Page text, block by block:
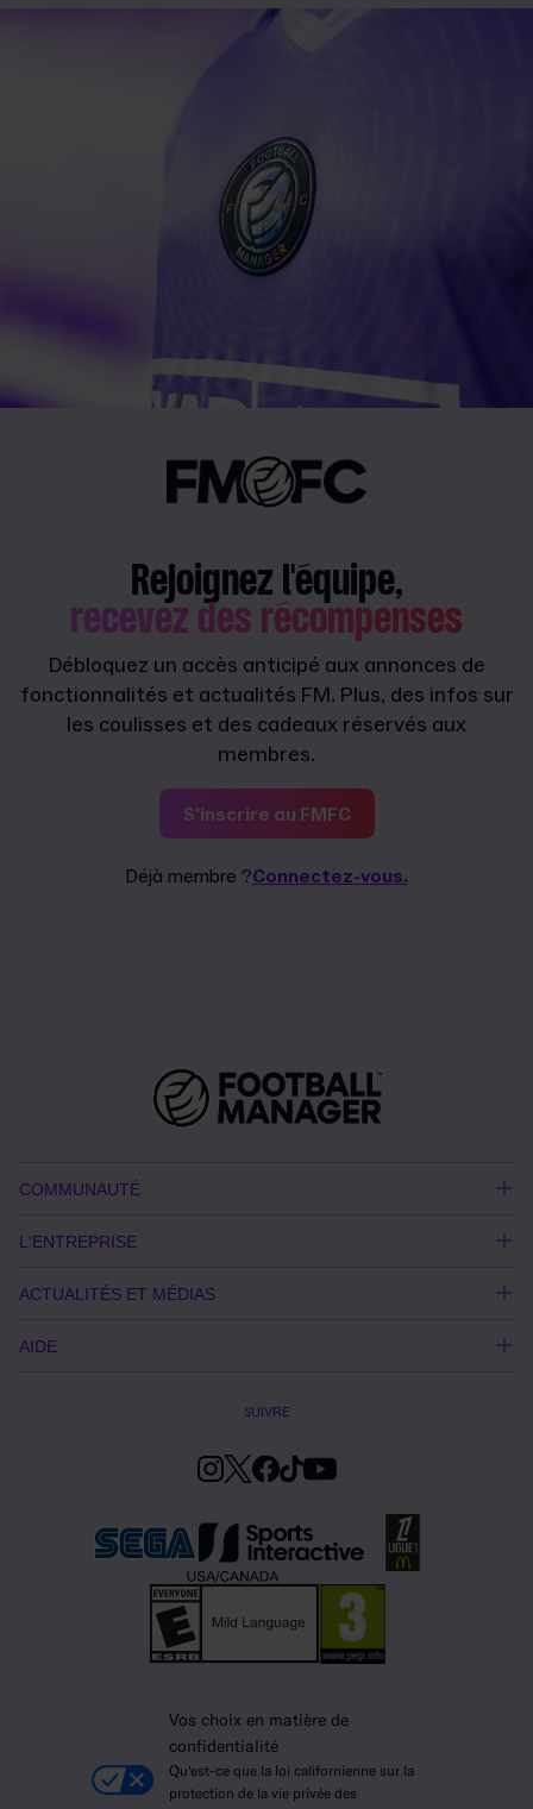
Rejoignez l'équipe,
recevez des récompenses
Débloquez un accès anticipé aux annonces de
fonctionnalités et actualités FM. Plus, des infos sur
les coulisses et des cadeaux réservés aux
membres.
S'inscrire au FMFC
Déjà membre ?Connectez-vous.
COMMUNAUTÉ
L'ENTREPRISE
ACTUALITÉS ET MÉDIAS
AIDE
SUIVRE
Vos choix en matière de
confidentialité
Qu'est-ce que la loi californienne sur la
protection de la vie privée des